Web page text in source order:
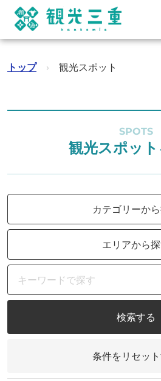
トップ › 観光スポット
SPOTS
観光スポッ
カテゴリーか
エリアから
検索する
条件をリセッ